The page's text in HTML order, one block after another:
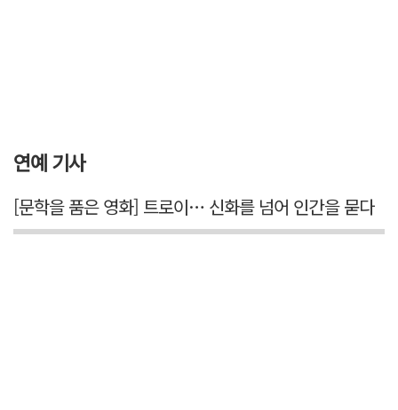
연예 기사
[문학을 품은 영화] 트로이… 신화를 넘어 인간을 묻다